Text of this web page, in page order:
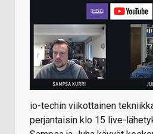
io-techin viikottainen
perjantaisin klo 15 live-